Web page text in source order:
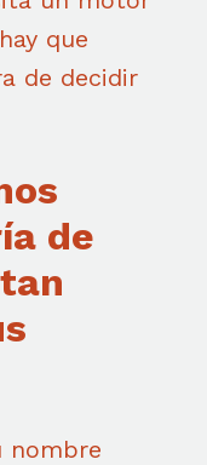
que
de decidir
de
nombre